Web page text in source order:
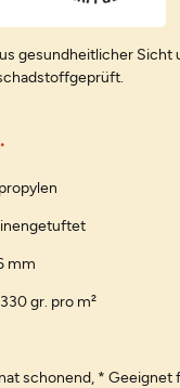
gesundheitlicher Sicht
mm
gr. pro m²
schonend, * Geeignet